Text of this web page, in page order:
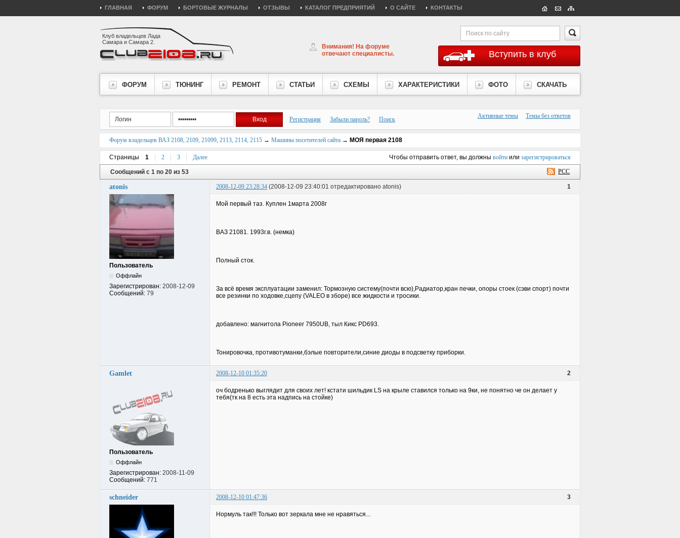
ГЛАВНАЯ ФОРУМ БОРТОВЫЕ ЖУРНАЛЫ ОТЗЫВЫ КАТАЛОГ ПРЕДПРИЯТИЙ О САЙТЕ КОНТАКТЫ
Клуб владельцев Лада
Самара и Самара 2.
Вступить в клуб
Внимания! На форуме
отвечают специалисты.
ФОРУМ ТЮНИНГ РЕМОНТ СТАТЬИ СХЕМЫ ХАРАКТЕРИСТИКИ ФОТО СКАЧАТЬ
Регистрация Забыли пароль? Поиск Активные темы Темы без ответов
Форум владельцев ВАЗ 2108, 2109, 21099, 2113, 2114, 2115 → Машины посетителей сайта → МОЯ первая 2108
Страницы 1 2 3 Далее Чтобы отправить ответ, вы должны войтиили зарегистрироваться
РСС
Сообщений с 1 по 20 из 53
1
atonis 2008-12-09 23:28:34 (2008-12-09 23:40:01 отредактировано atonis)
Пользователь
Оффлайн
Зарегистрирован: 2008-12-09
Сообщений: 79
Мой первый таз. Куплен 1марта 2008г
ВАЗ 21081. 1993г.в. (немка)
Полный сток.
За всё время эксплуатации заменил: Тормозную систему(почти всю),Радиатор,кран печки, опоры стоек (сэви спорт) почти
все резинки по ходовке,сцепу (VALEO в зборе) все жидкости и тросики.
добавлено: магнитола Pioneer 7950UB, тыл Кикс PD693.
Тонировочка, противотуманки,бэлые повторители,синие диоды в подсветку приборки.
2
Gamlet 2008-12-10 01:35:20
Пользователь
Оффлайн
Зарегистрирован: 2008-11-09
Сообщений: 771
оч бодренько выглядит для своих лет! кстати шильдик LS на крыле ставился только на 9ки, не понятно че он делает у
тебя(тк на 8 есть эта надпись на стойке)
3
schneider 2008-12-10 01:47:36
Нормуль так!!! Только вот зеркала мне не нравяться...